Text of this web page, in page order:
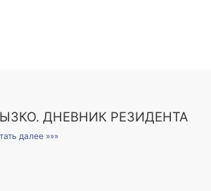
ДНЕВНИК РЕЗИДЕНТА
далее »»»